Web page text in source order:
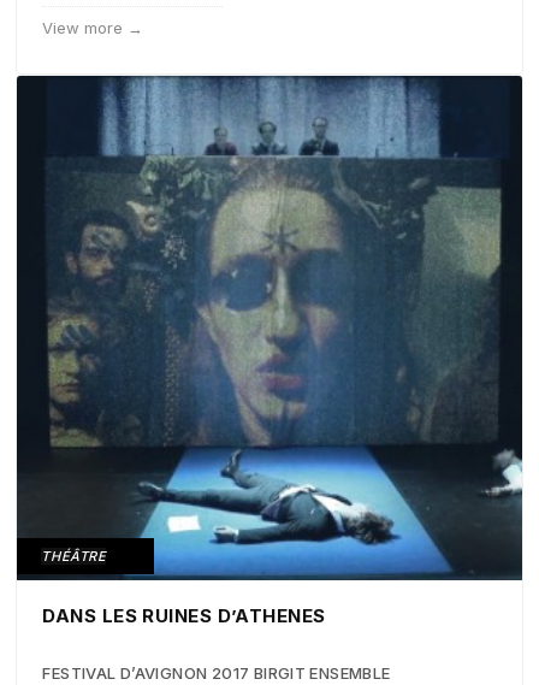
View more →
THÉÂTRE
DANS LES RUINES D’ATHENES
FESTIVAL D’AVIGNON 2017 BIRGIT ENSEMBLE